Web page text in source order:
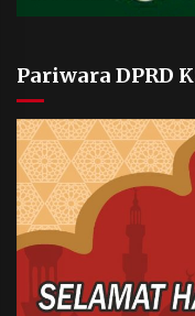
Pariwara DPRD